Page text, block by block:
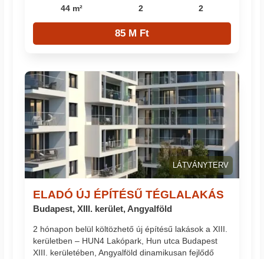
44 m² 2 2
85 M Ft
LÁTVÁNYTERV
ELADÓ ÚJ ÉPÍTÉSŰ TÉGLALAKÁS
Budapest, XIII. kerület, Angyalföld
2 hónapon belül költözhető új építésű lakások a XIII.
kerületben – HUN4 Lakópark, Hun utca Budapest
XIII. kerületében, Angyalföld dinamikusan fejlődő